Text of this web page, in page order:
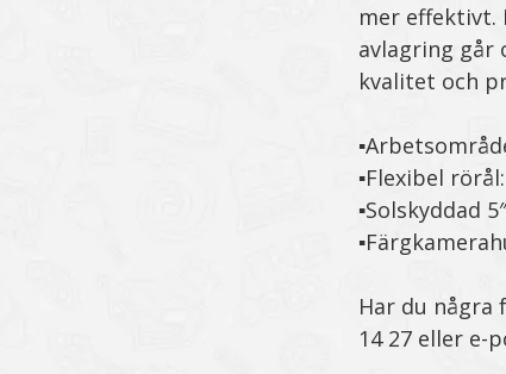
mer effektivt.
avlagring går
kvalitet och
▪️Flexibel
▪️Solskyddad
Har du några
14 27 eller e-